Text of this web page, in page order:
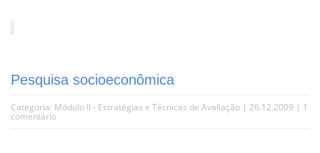
Pesquisa socioeconômica
Categoria: Módulo II - Estratégias e Técnicas de Avaliação | 26.12.2009 | 1
comentário